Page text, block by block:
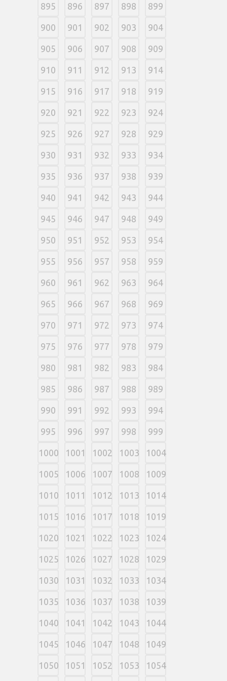
895 896 897 898 899
900 901 902 903 904
905 906 907 908 909
910 911 912 913 914
915 916 917 918 919
920 921 922 923 924
925 926 927 928 929
930 931 932 933 934
935 936 937 938 939
940 941 942 943 944
945 946 947 948 949
950 951 952 953 954
955 956 957 958 959
960 961 962 963 964
965 966 967 968 969
970 971 972 973 974
975 976 977 978 979
980 981 982 983 984
985 986 987 988 989
990 991 992 993 994
995 996 997 998 999
1000 1001 1002 1003 1004
1005 1006 1007 1008 1009
1010 1011 1012 1013 1014
1015 1016 1017 1018 1019
1020 1021 1022 1023 1024
1025 1026 1027 1028 1029
1030 1031 1032 1033 1034
1035 1036 1037 1038 1039
1040 1041 1042 1043 1044
1045 1046 1047 1048 1049
1050 1051 1052 1053 1054